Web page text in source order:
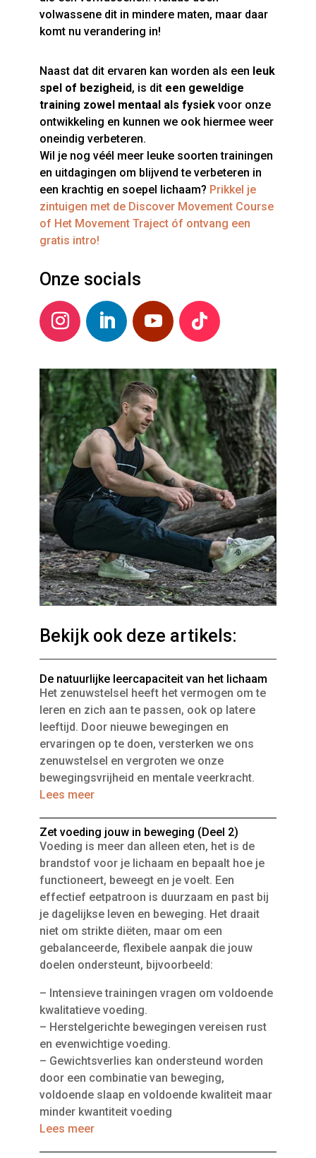
volwassene dit in mindere maten, maar daar
komt nu verandering in!
Naast dat dit ervaren kan worden als een leuk
spel of bezigheid, is dit een geweldige
training zowel mentaal als fysiek voor onze
ontwikkeling en kunnen we ook hiermee weer
oneindig verbeteren.
Wil je nog véél meer leuke soorten trainingen
en uitdagingen om blijvend te verbeteren in
een krachtig en soepel lichaam? Prikkel je
zintuigen met de Discover Movement Course
of Het Movement Traject óf ontvang een
gratis intro!
Onze socials
Bekijk ook deze artikels:
De natuurlijke leercapaciteit van het lichaam
Het zenuwstelsel heeft het vermogen om te
leren en zich aan te passen, ook op latere
leeftijd. Door nieuwe bewegingen en
ervaringen op te doen, versterken we ons
zenuwstelsel en vergroten we onze
bewegingsvrijheid en mentale veerkracht.
Lees meer
Zet voeding jouw in beweging (Deel 2)
Voeding is meer dan alleen eten, het is de
brandstof voor je lichaam en bepaalt hoe je
functioneert, beweegt en je voelt. Een
effectief eetpatroon is duurzaam en past bij
je dagelijkse leven en beweging. Het draait
niet om strikte diëten, maar om een
gebalanceerde, flexibele aanpak die jouw
doelen ondersteunt, bijvoorbeeld:
– Intensieve trainingen vragen om voldoende
kwalitatieve voeding.
– Herstelgerichte bewegingen vereisen rust
en evenwichtige voeding.
– Gewichtsverlies kan ondersteund worden
door een combinatie van beweging,
voldoende slaap en voldoende kwaliteit maar
minder kwantiteit voeding
Lees meer